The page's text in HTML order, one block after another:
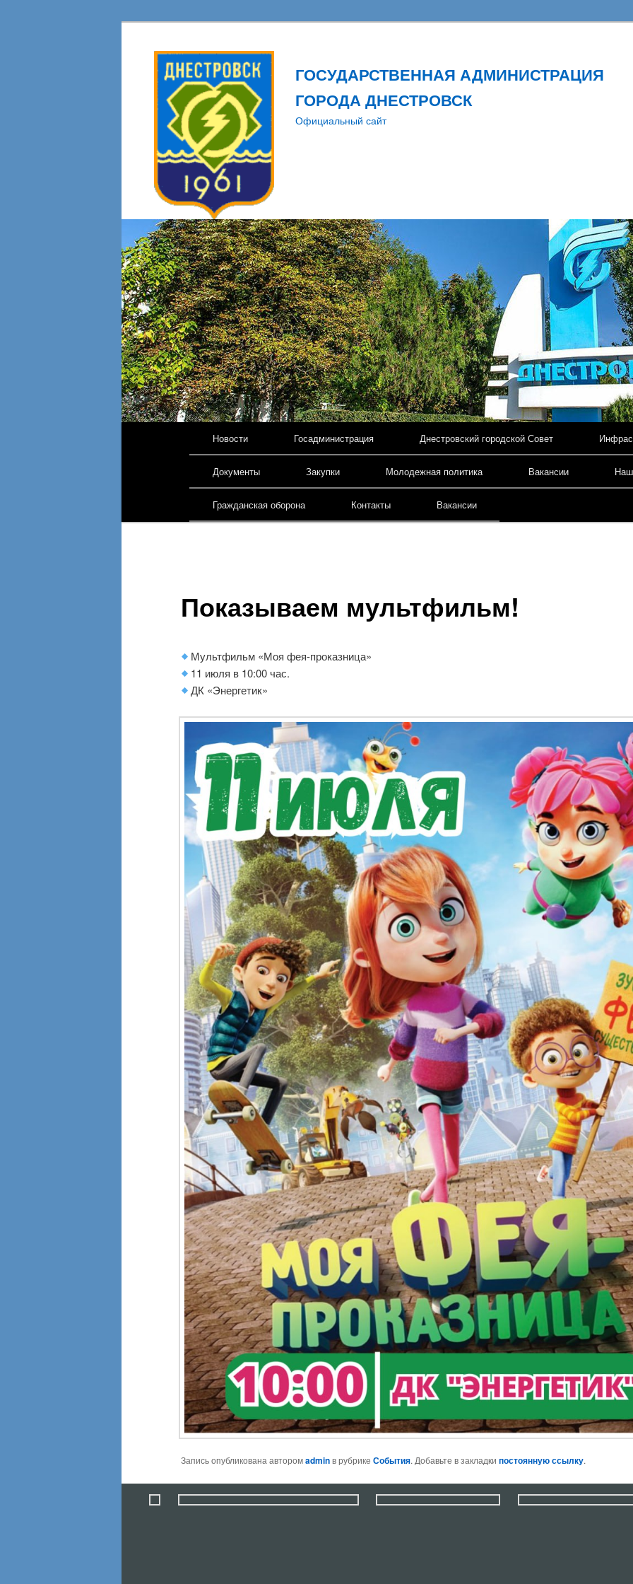
ГОСУДАРСТВЕННАЯ АДМИНИСТРАЦИЯ
ГОРОДА ДНЕСТРОВСК
Официальный сайт
Перейти к основному содержимому
Новости Госадминистрация Днестровский городской Совет
Документы Закупки Молодежная политика Вакансии
Гражданская оборона Контакты Вакансии
Показываем мультфильм!
Мультфильм «Моя фея-проказница»
11 июля в 10:00 час.
ДК «Энергетик»
Запись опубликована авторомadminв рубрикеСобытия. Добавьте в закладкипостоянную ссылку.